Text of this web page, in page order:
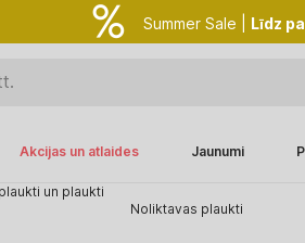
Summer Sale | Līdz
Akcijas un atlaides Jaunumi
un plaukti
Noliktavas plaukti